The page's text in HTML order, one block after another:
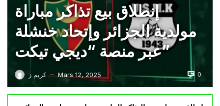
إنطلاق بيع تذاكر مباراة
مولدية الجزائر وإتحاد خنشلة
عبر منصة “ديجي تيكت”
كريم ز — Mars 12, 2025 0